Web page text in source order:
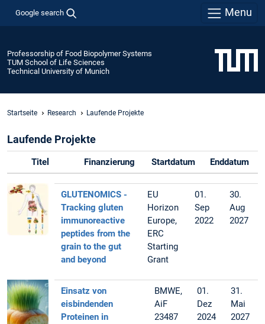
Google search Menu
Professorship of Food Biopolymer Systems
TUM School of Life Sciences
Technical University of Munich
Startseite Research Laufende Projekte
Laufende Projekte
Titel Finanzierung Startdatum Enddatum
GLUTENOMICS -
Tracking gluten
immunoreactive
peptides from the
grain to the gut
and beyond
EU
Horizon
Europe,
ERC
Starting
Grant
01.
Sep
2022
30.
Aug
2027
Einsatz von
eisbindenden
Proteinen in
BMWE,
AiF
23487
01.
Dez
2024
31.
Mai
2027